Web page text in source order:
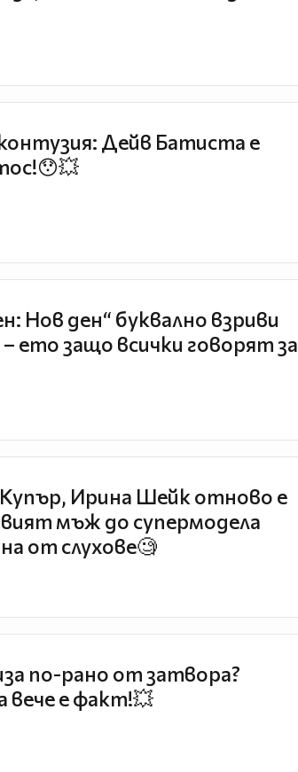
Дейв Батиста е
Нов ден“ буквално взриви
– ето защо всички говорят за
Ирина Шейк отново е
мъж до супермодела
от слухове🧐
по-рано от затвора?
вече е факт!💥